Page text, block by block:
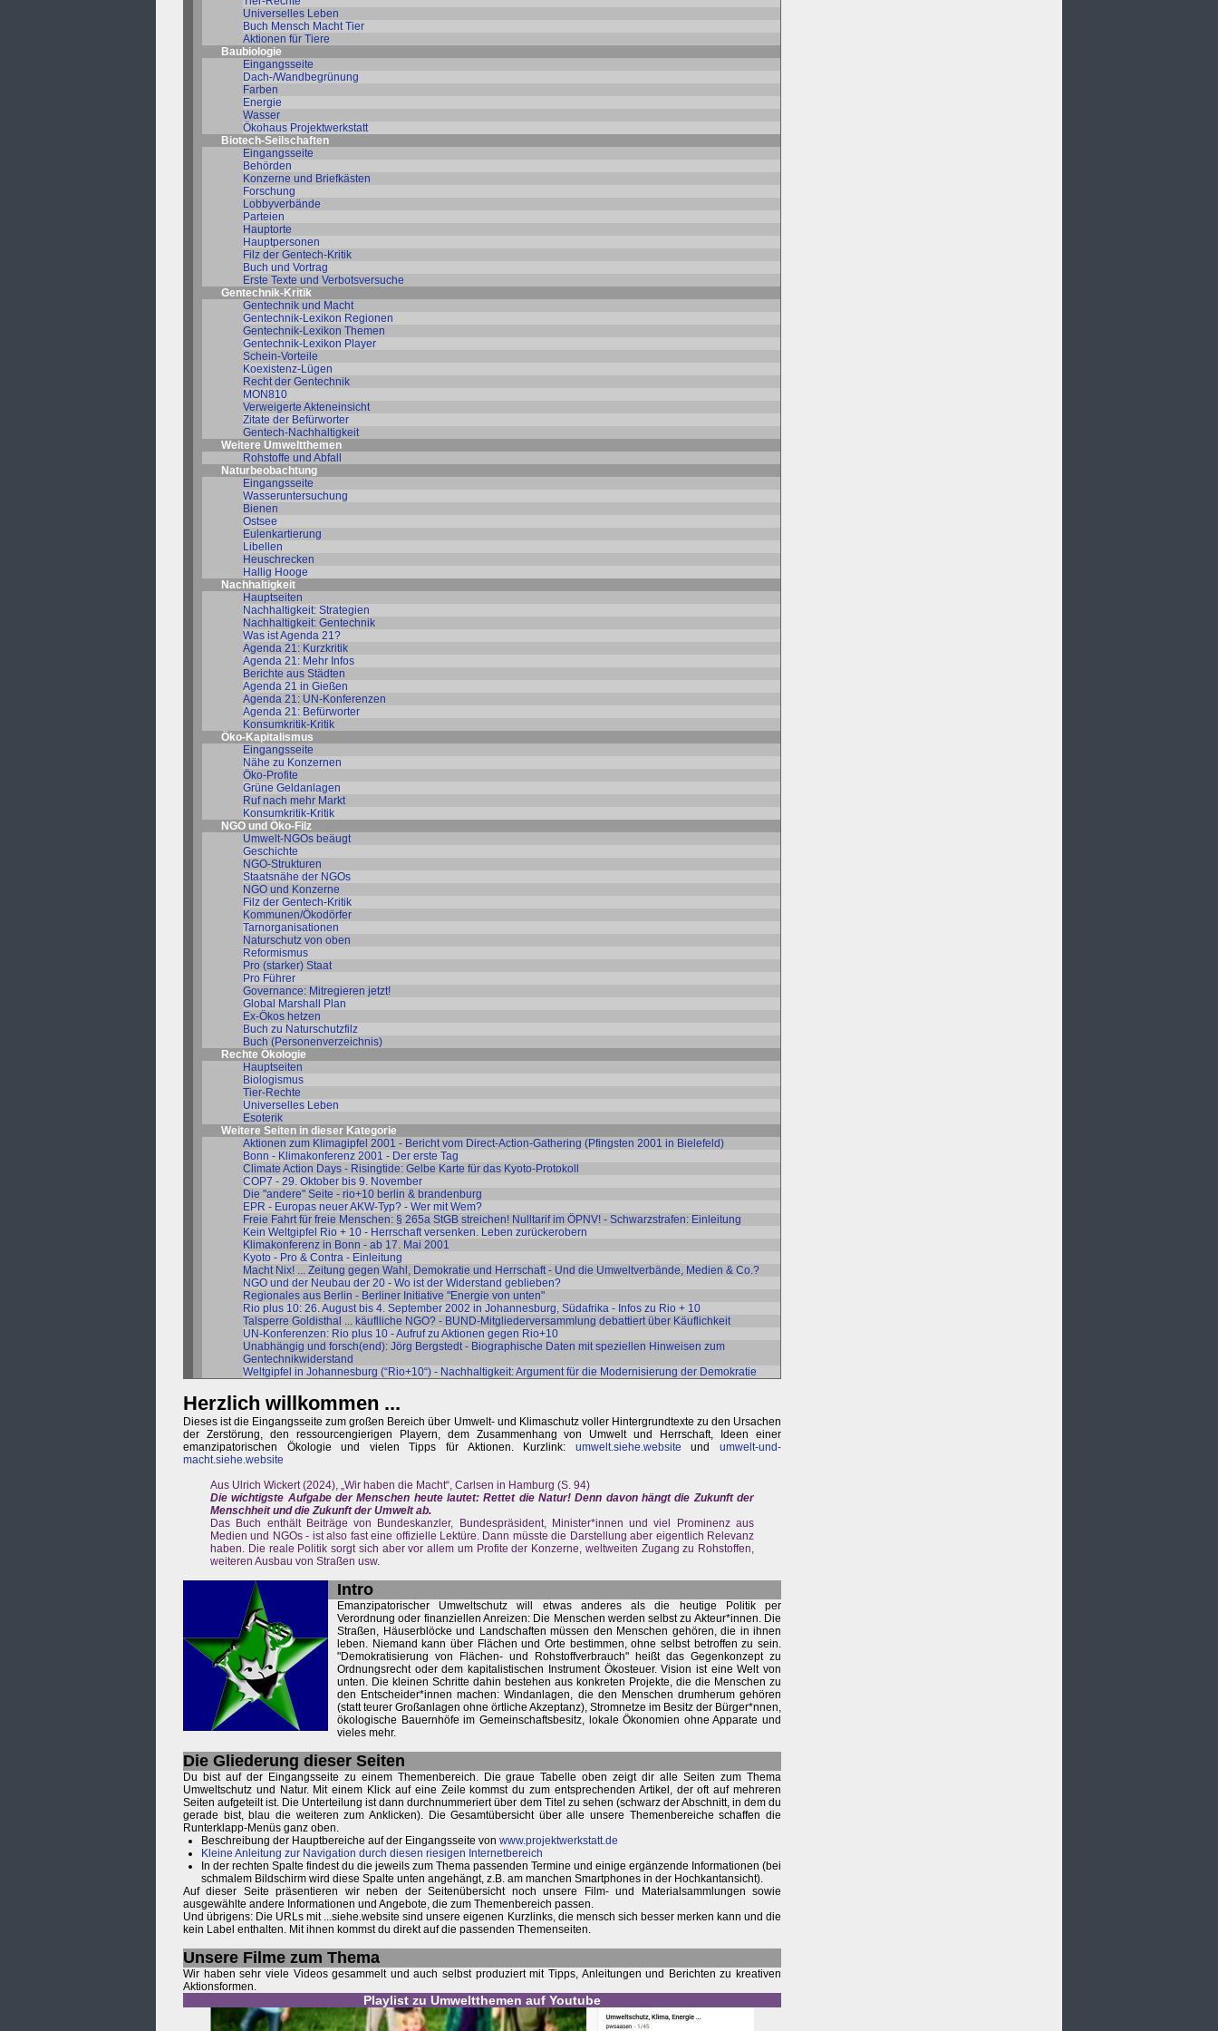
Universelles Leben
Buch Mensch Macht Tier
Aktionen für Tiere
Baubiologie
Eingangsseite
Dach-/Wandbegrünung
Farben
Energie
Wasser
Ökohaus Projektwerkstatt
Biotech-Seilschaften
Eingangsseite
Behörden
Konzerne und Briefkästen
Forschung
Lobbyverbände
Parteien
Hauptorte
Hauptpersonen
Filz der Gentech-Kritik
Buch und Vortrag
Erste Texte und Verbotsversuche
Gentechnik-Kritik
Gentechnik und Macht
Gentechnik-Lexikon Regionen
Gentechnik-Lexikon Themen
Gentechnik-Lexikon Player
Schein-Vorteile
Koexistenz-Lügen
Recht der Gentechnik
MON810
Verweigerte Akteneinsicht
Zitate der Befürworter
Gentech-Nachhaltigkeit
Weitere Umweltthemen
Rohstoffe und Abfall
Naturbeobachtung
Eingangsseite
Wasseruntersuchung
Bienen
Ostsee
Eulenkartierung
Libellen
Heuschrecken
Hallig Hooge
Nachhaltigkeit
Hauptseiten
Nachhaltigkeit: Strategien
Nachhaltigkeit: Gentechnik
Was ist Agenda 21?
Agenda 21: Kurzkritik
Agenda 21: Mehr Infos
Berichte aus Städten
Agenda 21 in Gießen
Agenda 21: UN-Konferenzen
Agenda 21: Befürworter
Konsumkritik-Kritik
Öko-Kapitalismus
Eingangsseite
Nähe zu Konzernen
Öko-Profite
Grüne Geldanlagen
Ruf nach mehr Markt
Konsumkritik-Kritik
NGO und Öko-Filz
Umwelt-NGOs beäugt
Geschichte
NGO-Strukturen
Staatsnähe der NGOs
NGO und Konzerne
Filz der Gentech-Kritik
Kommunen/Ökodörfer
Tarnorganisationen
Naturschutz von oben
Reformismus
Pro (starker) Staat
Pro Führer
Governance: Mitregieren jetzt!
Global Marshall Plan
Ex-Ökos hetzen
Buch zu Naturschutzfilz
Buch (Personenverzeichnis)
Rechte Ökologie
Hauptseiten
Biologismus
Tier-Rechte
Universelles Leben
Esoterik
Weitere Seiten in dieser Kategorie
Aktionen zum Klimagipfel 2001 - Bericht vom Direct-Action-Gathering (Pfingsten 2001 in Bielefeld)
Bonn - Klimakonferenz 2001 - Der erste Tag
Climate Action Days - Risingtide: Gelbe Karte für das Kyoto-Protokoll
COP7 - 29. Oktober bis 9. November
Die "andere" Seite - rio+10 berlin & brandenburg
EPR - Europas neuer AKW-Typ? - Wer mit Wem?
Freie Fahrt für freie Menschen: § 265a StGB streichen! Nulltarif im ÖPNV! - Schwarzstrafen: Einleitung
Kein Weltgipfel Rio + 10 - Herrschaft versenken. Leben zurückerobern
Klimakonferenz in Bonn - ab 17. Mai 2001
Kyoto - Pro & Contra - Einleitung
Macht Nix! ... Zeitung gegen Wahl, Demokratie und Herrschaft - Und die Umweltverbände, Medien & Co.?
NGO und der Neubau der 20 - Wo ist der Widerstand geblieben?
Regionales aus Berlin - Berliner Initiative "Energie von unten"
Rio plus 10: 26. August bis 4. September 2002 in Johannesburg, Südafrika - Infos zu Rio + 10
Talsperre Goldisthal ... käuflliche NGO? - BUND-Mitgliederversammlung debattiert über Käuflichkeit
UN-Konferenzen: Rio plus 10 - Aufruf zu Aktionen gegen Rio+10
Unabhängig und forsch(end): Jörg Bergstedt - Biographische Daten mit speziellen Hinweisen zum
Gentechnikwiderstand
Weltgipfel in Johannesburg (“Rio+10“) - Nachhaltigkeit: Argument für die Modernisierung der Demokratie
Herzlich willkommen ...
Dieses ist die Eingangsseite zum großen Bereich über Umwelt- und Klimaschutz voller Hintergrundtexte zu den Ursachen
der Zerstörung, den ressourcengierigen Playern, dem Zusammenhang von Umwelt und Herrschaft, Ideen einer
emanzipatorischen Ökologie und vielen Tipps für Aktionen. Kurzlink: umwelt.siehe.website undumwelt-und-
macht.siehe.website
Aus Ulrich Wickert (2024), „Wir haben die Macht“, Carlsen in Hamburg (S. 94)
Die wichtigste Aufgabe der Menschen heute lautet: Rettet die Natur! Denn davon hängt die Zukunft der
Menschheit und die Zukunft der Umwelt ab.
Das Buch enthält Beiträge von Bundeskanzler, Bundespräsident, Minister*innen und viel Prominenz aus
Medien und NGOs - ist also fast eine offizielle Lektüre. Dann müsste die Darstellung aber eigentlich Relevanz
haben. Die reale Politik sorgt sich aber vor allem um Profite der Konzerne, weltweiten Zugang zu Rohstoffen,
weiteren Ausbau von Straßen usw.
Intro
Emanzipatorischer Umweltschutz will etwas anderes als die heutige Politik per
Verordnung oder finanziellen Anreizen: Die Menschen werden selbst zu Akteur*innen. Die
Straßen, Häuserblöcke und Landschaften müssen den Menschen gehören, die in ihnen
leben. Niemand kann über Flächen und Orte bestimmen, ohne selbst betroffen zu sein.
"Demokratisierung von Flächen- und Rohstoffverbrauch" heißt das Gegenkonzept zu
Ordnungsrecht oder dem kapitalistischen Instrument Ökosteuer. Vision ist eine Welt von
unten. Die kleinen Schritte dahin bestehen aus konkreten Projekte, die die Menschen zu
den Entscheider*innen machen: Windanlagen, die den Menschen drumherum gehören
(statt teurer Großanlagen ohne örtliche Akzeptanz), Stromnetze im Besitz der Bürger*nnen,
ökologische Bauernhöfe im Gemeinschaftsbesitz, lokale Ökonomien ohne Apparate und
vieles mehr.
Die Gliederung dieser Seiten
Du bist auf der Eingangsseite zu einem Themenbereich. Die graue Tabelle oben zeigt dir alle Seiten zum Thema
Umweltschutz und Natur. Mit einem Klick auf eine Zeile kommst du zum entsprechenden Artikel, der oft auf mehreren
Seiten aufgeteilt ist. Die Unterteilung ist dann durchnummeriert über dem Titel zu sehen (schwarz der Abschnitt, in dem du
gerade bist, blau die weiteren zum Anklicken). Die Gesamtübersicht über alle unsere Themenbereiche schaffen die
Runterklapp-Menüs ganz oben.
Beschreibung der Hauptbereiche auf der Eingangsseite von www.projektwerkstatt.de
Kleine Anleitung zur Navigation durch diesen riesigen Internetbereich
In der rechten Spalte findest du die jeweils zum Thema passenden Termine und einige ergänzende Informationen (bei
schmalem Bildschirm wird diese Spalte unten angehängt, z.B. am manchen Smartphones in der Hochkantansicht).
Auf dieser Seite präsentieren wir neben der Seitenübersicht noch unsere Film- und Materialsammlungen sowie
ausgewählte andere Informationen und Angebote, die zum Themenbereich passen.
Und übrigens: Die URLs mit ...siehe.website sind unsere eigenen Kurzlinks, die mensch sich besser merken kann und die
kein Label enthalten. Mit ihnen kommst du direkt auf die passenden Themenseiten.
Unsere Filme zum Thema
Wir haben sehr viele Videos gesammelt und auch selbst produziert mit Tipps, Anleitungen und Berichten zu kreativen
Aktionsformen.
Playlist zu Umweltthemen auf Youtube